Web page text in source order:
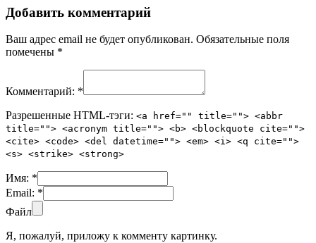
Добавить комментарий
Ваш адрес email не будет опубликован. Обязательные поля
помечены *
Комментарий: *
Разрешенные HTML-тэги: <a href="" title=""> <abbr
title=""> <acronym title=""> <b> <blockquote cite="">
<cite> <code> <del datetime=""> <em> <i> <q cite="">
<s> <strike> <strong>
Имя: *
Email: *
Файл
Я, пожалуй, приложу к комменту картинку.